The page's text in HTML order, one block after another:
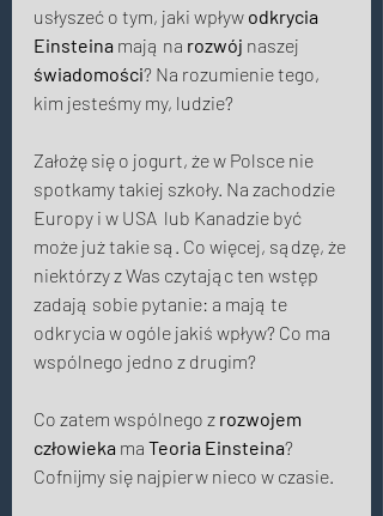
usłyszeć o tym, jaki wpływ odkrycia
Einsteina mają na rozwój naszej
świadomości? Na rozumienie tego,
kim jesteśmy my, ludzie?
Założę się o jogurt, że w Polsce nie
spotkamy takiej szkoły. Na zachodzie
Europy i w USA  lub Kanadzie być
może już takie są. Co więcej, sądzę, że
niektórzy z Was czytając ten wstęp
zadają sobie pytanie: a mają te
odkrycia w ogóle jakiś wpływ? Co ma
wspólnego jedno z drugim?
Co zatem wspólnego z rozwojem
człowieka ma Teoria Einsteina?
Cofnijmy się najpierw nieco w czasie.